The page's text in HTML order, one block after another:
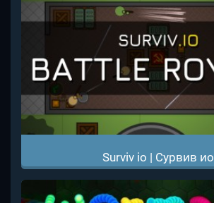
Surviv io | Сурвив ио